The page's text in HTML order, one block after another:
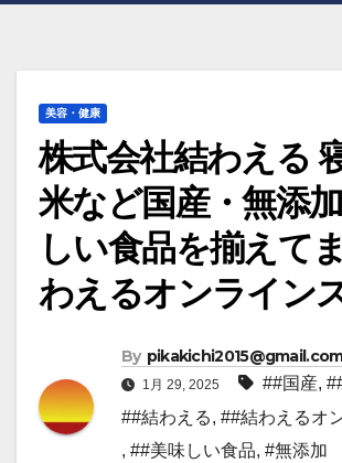
美容・健康
株式会社結わえる
米など国産・無添
しい食品を揃えて
わえるオンライン
By
1月 29, 2025 ##国産,
##結わえる, ##結わえるオ
, ##美味しい食品, #無添加